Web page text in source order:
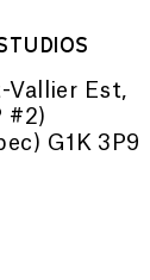
Vallier Est,
#2)
G1K 3P9